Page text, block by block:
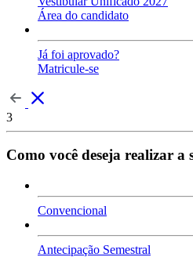
Área do candidato
Já foi aprovado?
Matricule-se
3
Como você deseja realizar a
Convencional
Antecipação Semestral